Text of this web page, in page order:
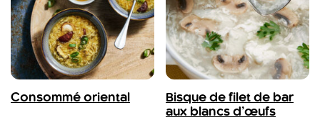
Consommé oriental
Bisque de filet de bar
aux blancs d’œufs